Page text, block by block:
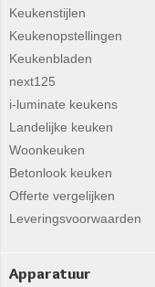
Keukenstijlen
Keukenopstellingen
Keukenbladen
next125
i-luminate keukens
Landelijke keuken
Woonkeuken
Betonlook keuken
Offerte vergelijken
Leveringsvoorwaarden
Apparatuur